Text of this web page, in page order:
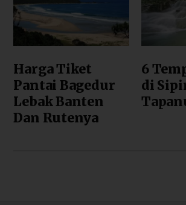
Harga Tiket
Pantai Bagedur
Lebak Banten
Dan Rutenya
6
di